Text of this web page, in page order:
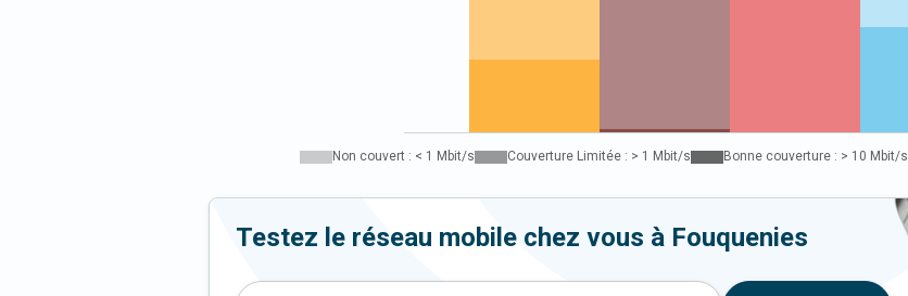
Non couvert : < 1 Mbit/s Couverture Limitée : > 1 Mbit/s Bonne couverture : > 10 Mbit/s
Testez le réseau mobile chez vous à Fouquenies